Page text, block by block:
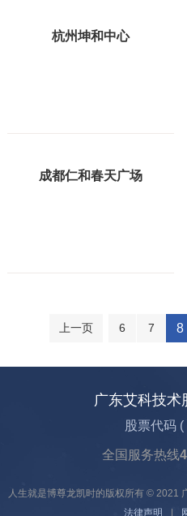
杭州坤和中心
成都仁和春天广场
上一页 6 7 8
广东艾科技术
股票代码 (
全国服务热线
人生就是博尊龙凯时的版权所有 © 2021
法律声明